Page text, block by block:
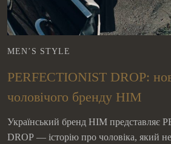
MEN’S STYLE
PERFECTIONIST DROP:
чоловічого бренду HIM
Український бренд HIM представляє
DROP — історію про чоловіка, який